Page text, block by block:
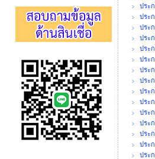
ประ
ประ
ประ
ประ
ประ
ประ
ประ
ประ
ประ
ประ
ประ
ประ
ประ
ประ
ประ